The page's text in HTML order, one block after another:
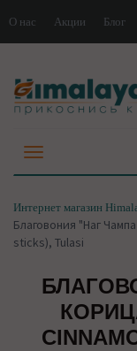
О нас Акции Блог
Интернет магазин
Благовония "Наг
sticks), Tulasi